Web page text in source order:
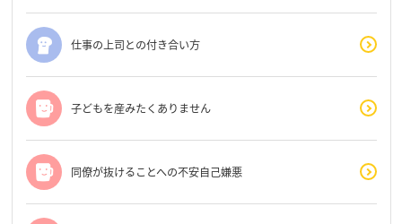
仕事の上司との付き合い方
子どもを産みたくありません
同僚が抜けることへの不安自己嫌悪